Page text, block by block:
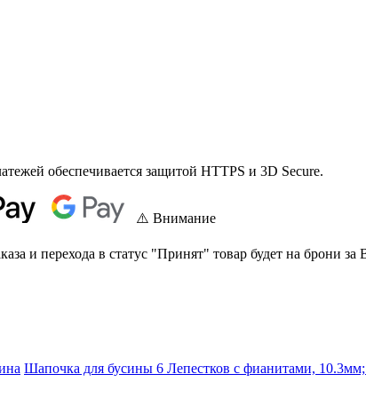
обеспечивается защитой HTTPS и 3D Secure.
⚠️ Внимание
и перехода в статус "Принят" товар будет на брони
Шапочка для бусины 6 Лепестков с фианитами, 10.3мм;